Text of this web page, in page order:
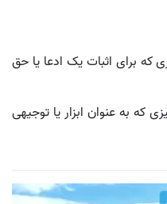
که برای اثبات یک ادعا یا حق
که به عنوان ابزار یا توجیهی